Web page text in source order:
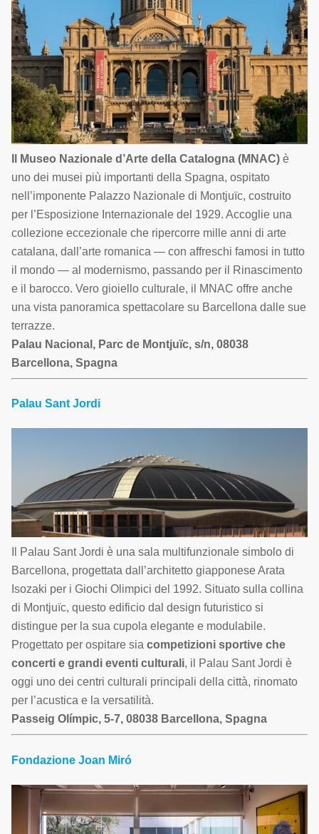
Il Museo Nazionale d’Arte della Catalogna (MNAC) è
uno dei musei più importanti della Spagna, ospitato
nell’imponente Palazzo Nazionale di Montjuïc, costruito
per l’Esposizione Internazionale del 1929. Accoglie una
collezione eccezionale che ripercorre mille anni di arte
catalana, dall’arte romanica — con affreschi famosi in tutto
il mondo — al modernismo, passando per il Rinascimento
e il barocco. Vero gioiello culturale, il MNAC offre anche
una vista panoramica spettacolare su Barcellona dalle sue
terrazze.
Palau Nacional, Parc de Montjuïc, s/n, 08038
Barcellona, Spagna
Palau Sant Jordi
Il Palau Sant Jordi è una sala multifunzionale simbolo di
Barcellona, progettata dall’architetto giapponese Arata
Isozaki per i Giochi Olimpici del 1992. Situato sulla collina
di Montjuïc, questo edificio dal design futuristico si
distingue per la sua cupola elegante e modulabile.
Progettato per ospitare sia competizioni sportive che
concerti e grandi eventi culturali, il Palau Sant Jordi è
oggi uno dei centri culturali principali della città, rinomato
per l’acustica e la versatilità.
Passeig Olímpic, 5-7, 08038 Barcellona, Spagna
Fondazione Joan Miró